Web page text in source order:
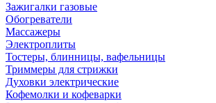
Зажигалки газовые
Обогреватели
Массажеры
Электроплиты
Тостеры, блинницы, вафельницы
Триммеры для стрижки
Духовки электрические
Кофемолки и кофеварки